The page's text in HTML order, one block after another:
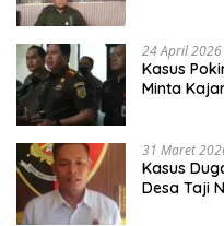
24 April 2026
Kasus
Minta
31 Maret
Kasus
Desa Taji